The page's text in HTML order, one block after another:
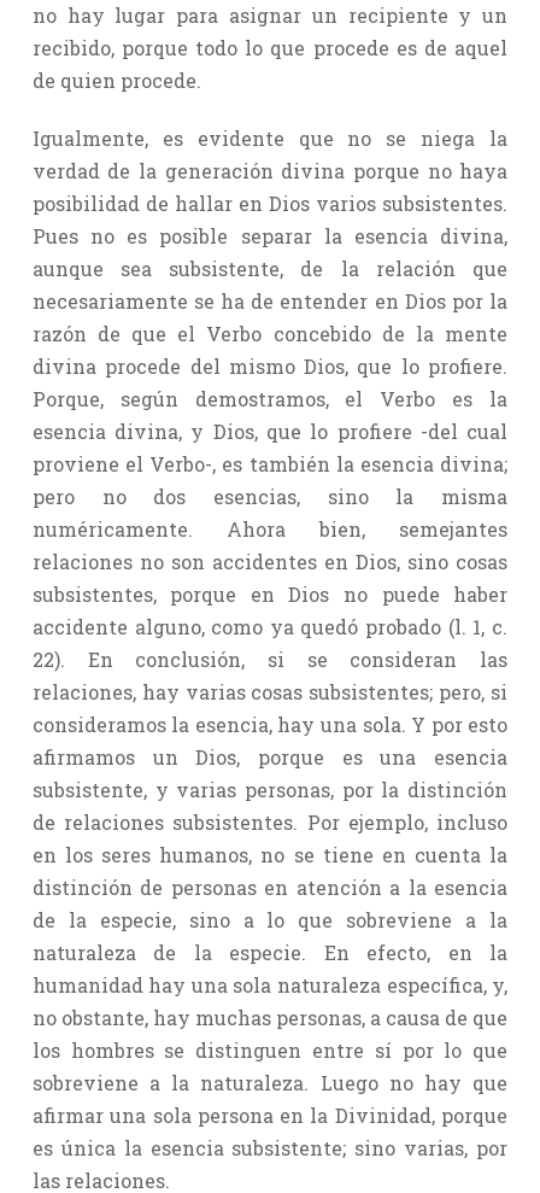
no hay lugar para asignar un recipiente y un
recibido, porque todo lo que procede es de aquel
de quien procede.
Igualmente, es evidente que no se niega la
verdad de la generación divina porque no haya
posibilidad de hallar en Dios varios subsistentes.
Pues no es posible separar la esencia divina,
aunque sea subsistente, de la relación que
necesariamente se ha de entender en Dios por la
razón de que el Verbo concebido de la mente
divina procede del mismo Dios, que lo profiere.
Porque, según demostramos, el Verbo es la
esencia divina, y Dios, que lo profiere -del cual
proviene el Verbo-, es también la esencia divina;
pero no dos esencias, sino la misma
numéricamente. Ahora bien, semejantes
relaciones no son accidentes en Dios, sino cosas
subsistentes, porque en Dios no puede haber
accidente alguno, como ya quedó probado (l. 1, c.
22). En conclusión, si se consideran las
relaciones, hay varias cosas subsistentes; pero, si
consideramos la esencia, hay una sola. Y por esto
afirmamos un Dios, porque es una esencia
subsistente, y varias personas, por la distinción
de relaciones subsistentes. Por ejemplo, incluso
en los seres humanos, no se tiene en cuenta la
distinción de personas en atención a la esencia
de la especie, sino a lo que sobreviene a la
naturaleza de la especie. En efecto, en la
humanidad hay una sola naturaleza específica, y,
no obstante, hay muchas personas, a causa de que
los hombres se distinguen entre sí por lo que
sobreviene a la naturaleza. Luego no hay que
afirmar una sola persona en la Divinidad, porque
es única la esencia subsistente; sino varias, por
las relaciones.